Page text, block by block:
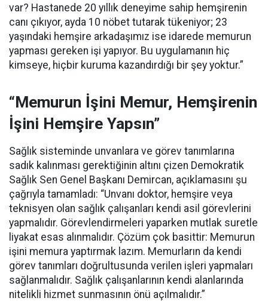
var? Hastanede 20 yıllık deneyime sahip hemşirenin
canı çıkıyor, ayda 10 nöbet tutarak tükeniyor; 23
yaşındaki hemşire arkadaşımız ise idarede memurun
yapması gereken işi yapıyor. Bu uygulamanın hiç
kimseye, hiçbir kuruma kazandırdığı bir şey yoktur.”
“Memurun İşini Memur, Hemşirenin
İşini Hemşire Yapsın”
Sağlık sisteminde unvanlara ve görev tanımlarına
sadık kalınması gerektiğinin altını çizen Demokratik
Sağlık Sen Genel Başkanı Demircan, açıklamasını şu
çağrıyla tamamladı: “Unvanı doktor, hemşire veya
teknisyen olan sağlık çalışanları kendi asil görevlerini
yapmalıdır. Görevlendirmeleri yaparken mutlak suretle
liyakat esas alınmalıdır. Çözüm çok basittir: Memurun
işini memura yaptırmak lazım. Memurların da kendi
görev tanımları doğrultusunda verilen işleri yapmaları
sağlanmalıdır. Sağlık çalışanlarının kendi alanlarında
nitelikli hizmet sunmasının önü açılmalıdır.”